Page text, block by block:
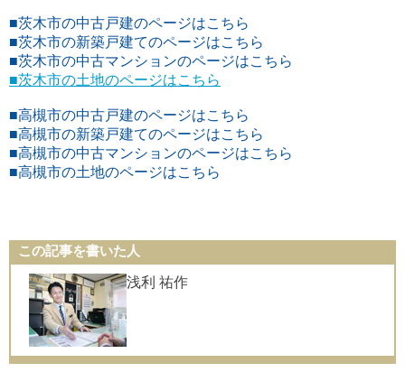
■茨木市の中古戸建のページはこちら
■茨木市の新築戸建てのページはこちら
■茨木市の中古マンションのページはこちら
■茨木市の土地のページはこちら
■高槻市の中古戸建のページはこちら
■高槻市の新築戸建てのページはこちら
■高槻市の中古マンションのページはこちら
■高槻市の土地のページはこちら
この記事を書いた人
浅利 祐作